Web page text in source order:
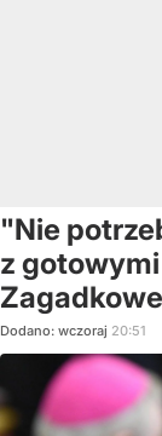
"Nie
z
Dodano: wczoraj 20:51